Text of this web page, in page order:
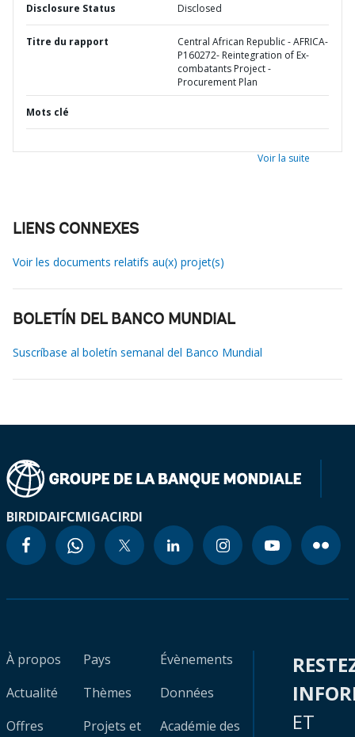
Disclosure Status Disclosed
Titre du rapport
Central African Republic - AFRICA-
P160272- Reintegration of Ex-
combatants Project -
Procurement Plan
Mots clé
Voir la suite
LIENS CONNEXES
Voir les documents relatifs au(x) projet(s)
BOLETÍN DEL BANCO MUNDIAL
Suscríbase al boletín semanal del Banco Mundial
BIRDIDAIFCMIGACIRDI
À propos
Actualité
Offres
Pays
Thèmes
Projets et
Évènements
Données
Académie des
ET